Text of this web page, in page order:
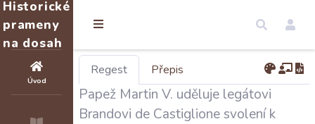
Historické
prameny
na dosah
Úvod
Regest Přepis
Papež Martin V. uděluje legátovi
Brandovi de Castiglione svolení k